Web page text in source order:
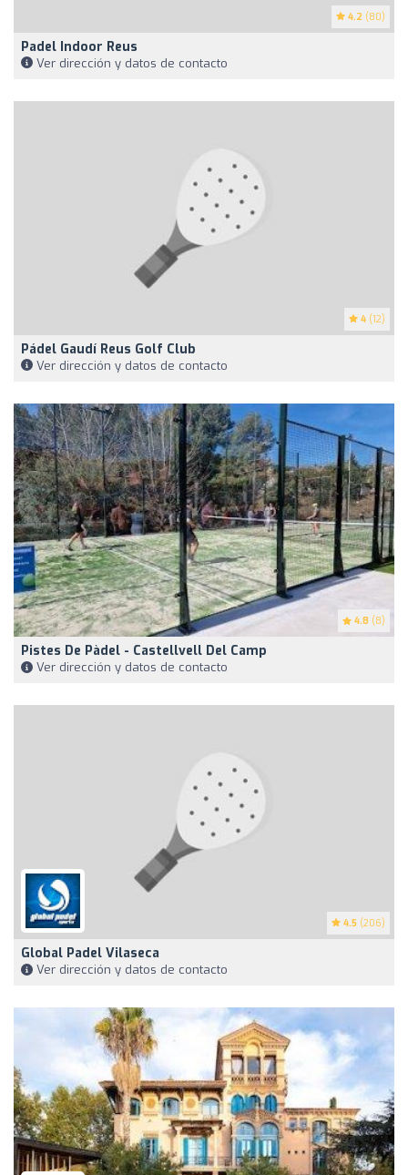
4.2 (80)
Padel Indoor Reus
Ver dirección y datos de contacto
4 (12)
Pádel Gaudí Reus Golf Club
Ver dirección y datos de contacto
4.8 (8)
Pistes De Pàdel - Castellvell Del Camp
Ver dirección y datos de contacto
4.5 (206)
Global Padel Vilaseca
Ver dirección y datos de contacto